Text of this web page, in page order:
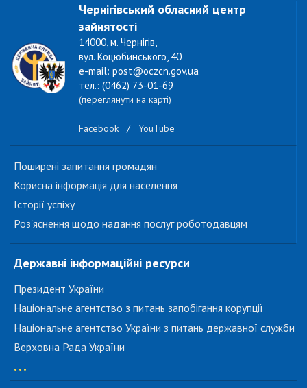
Чернігівський обласний центр
зайнятості
14000, м. Чернігів,
вул. Коцюбинського, 40
e-mail: post@oczcn.gov.ua
тел.: (0462) 73-01-69
(переглянути на карті)
Facebook / YouTube
Поширені запитання громадян
Корисна інформація для населення
Історії успіху
Роз'яснення щодо надання послуг роботодавцям
Державні інформаційні ресурси
Президент України
Національне агентство з питань запобігання корупції
Національне агентство України з питань державної служби
Верховна Рада України
...